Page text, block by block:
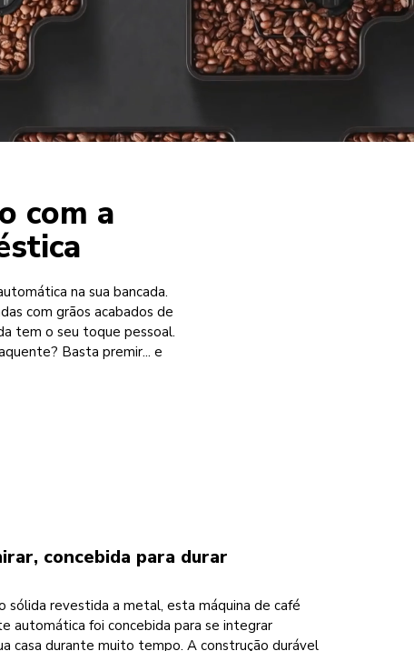
com a
na sua bancada.
com grãos acabados de
tem o seu toque pessoal.
Basta premir... e
concebida para durar
sólida revestida a metal, esta máquina de café
automática foi concebida para se integrar
casa durante muito tempo. A construção durável